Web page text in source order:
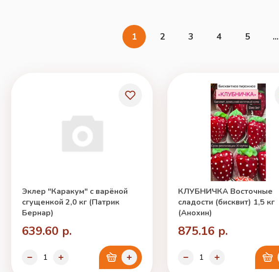
1 2 3 4 5 ...
Эклер "Каракум" с варёной
сгущенкой 2,0 кг (Патрик
Бернар)
639.60 р.
КЛУБНИЧКА Восточные
сладости (бисквит) 1,5 кг
(Анохин)
875.16 р.